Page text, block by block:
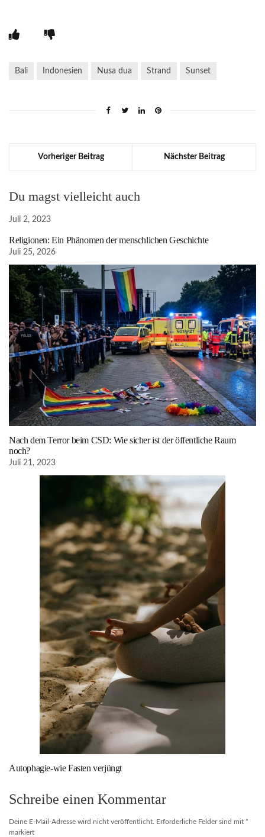
Bali Indonesien Nusa dua Strand Sunset
Vorheriger Beitrag Nächster Beitrag
Du magst vielleicht auch
Juli 2, 2023
Religionen: Ein Phänomen der menschlichen Geschichte
Juli 25, 2026
Nach dem Terror beim CSD: Wie sicher ist der öffentliche Raum
noch?
Juli 21, 2023
Autophagie-wie Fasten verjüngt
Schreibe einen Kommentar
Deine E-Mail-Adresse wird nicht veröffentlicht. Erforderliche Felder sind mit *
markiert